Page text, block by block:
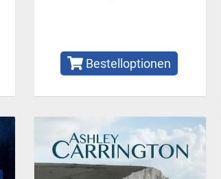
Bestelloptionen